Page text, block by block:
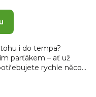
i do tempa?
parťákem – ať už
rychle něco
při tréninku.